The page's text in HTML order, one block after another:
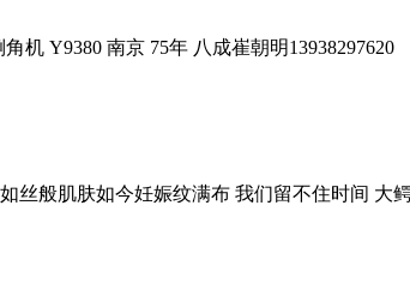
机 Y9380 南京 75年 八成崔朝明13938297620
丝般肌肤如今妊娠纹满布 我们留不住时间 大